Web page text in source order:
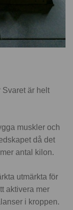
Svaret är helt
muskler och
då det
antal kilon.
utmärkta för
aktivera mer
i kroppen.